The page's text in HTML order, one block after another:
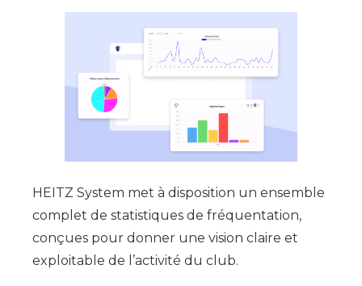
HEITZ System met à disposition un ensemble
complet de statistiques de fréquentation,
conçues pour donner une vision claire et
exploitable de l’activité du club.